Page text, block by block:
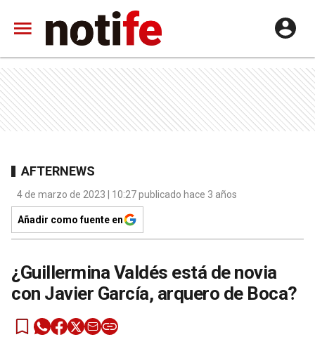
AFTERNEWS
4 de marzo de 2023 | 10:27 publicado hace 3 años
Añadir como fuente en
¿Guillermina Valdés está de novia
con Javier García, arquero de Boca?